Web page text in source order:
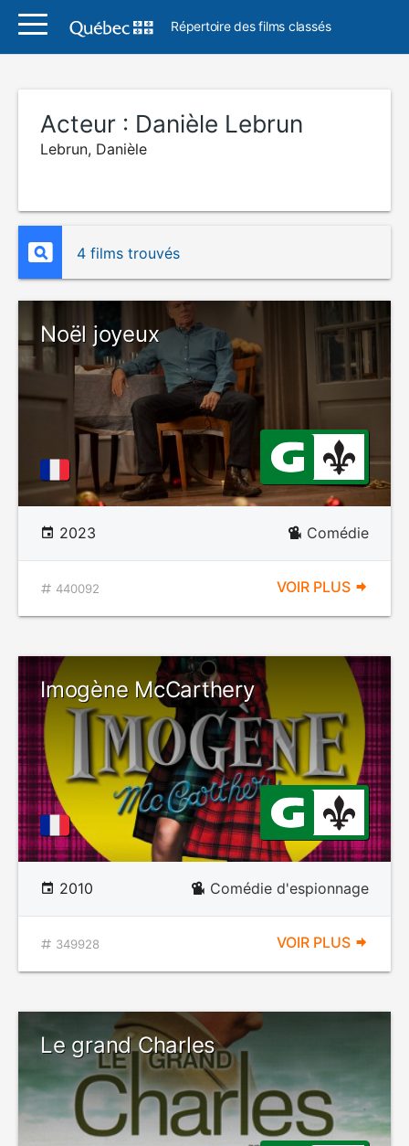
Répertoire des films classés
Acteur : Danièle Lebrun
Lebrun, Danièle
4 films trouvés
Noël joyeux
2023 Comédie
440092 VOIR PLUS
Imogène McCarthery
2010 Comédie d'espionnage
349928 VOIR PLUS
Le grand Charles